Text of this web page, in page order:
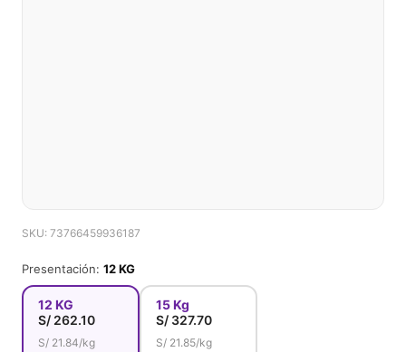
SKU: 73766459936187
Presentación: 12 KG
12 KG
S/ 262.10
S/ 21.84/kg
15 Kg
S/ 327.70
S/ 21.85/kg